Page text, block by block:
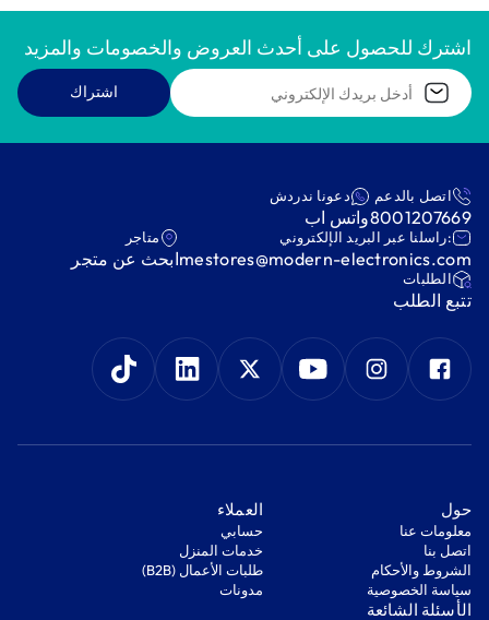
اشترك للحصول على أحدث العروض والخصومات والمزيد
اشتراك
اتصل بالدعم
8001207669
دعونا ندردش
واتس اب
:راسلنا عبر البريد الإلكتروني
mestores@modern-electronics.com
متاجر
ابحث عن متجر
‫الطلبات‬
‫تتبع الطلب‬
‫حول‬
معلومات عنا
اتصل بنا
‫الشروط والأحكام‬
‫سياسة الخصوصية‬
‫العملاء‬
‫حسابي‬
‫خدمات المنزل‬
‫طلبات الأعمال (B2B)‬
مدونات
‫الأسئلة الشائعة‬